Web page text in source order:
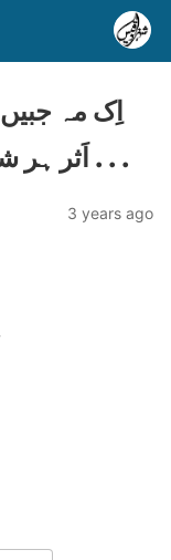
اَثر ہر شوخ حُسن میرا قَدَر دان بن گیا . . .
3 years ago